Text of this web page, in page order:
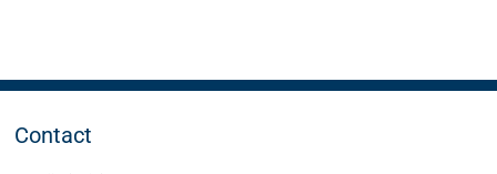
Contact